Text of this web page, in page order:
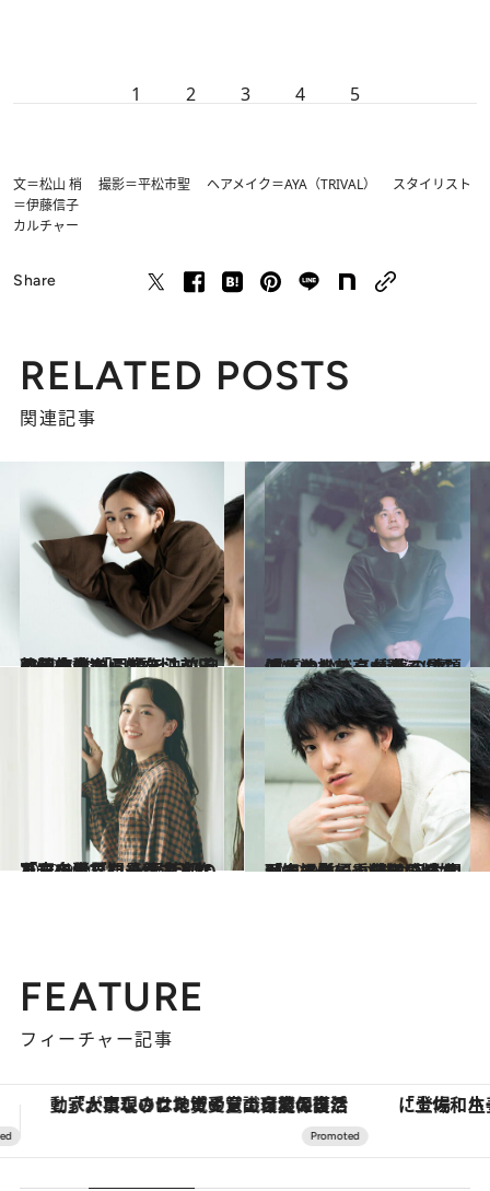
1 2 3 4 5
文＝松山 梢 撮影＝平松市聖 ヘアメイク＝AYA（TRIVAL） スタイリスト
＝伊藤信子
カルチャー
Share
RELATED POSTS
関連記事
2022.10.13
AKB卒業から10年、前田敦子の今 「目標を決めると運命に逆らえない」 心の赴くままに舵を切る“自己解放論”
カルチャー 2022.9.30
「オールスターゲームのようなもの」 衝撃の話題作『オリバーな犬』 主演・池松壮亮が語る“裏側”
カルチャー
2022.9.30
「この世界観を壊すとしたら自分だ」 永野芽郁の不安を覆した最新主演作 『マイ・ブロークン・マリコ』
カルチャー 2022.9.22
「ライダーや戦隊に嫉妬があった」 いまや日本中が知る俳優・前田公輝 朝ドラ撮影で重圧を感じた理由とは
カルチャー
FEATURE
フィーチャー記事
「土佐和ハーブかき氷」がOMO7高知に登場！生姜、山椒、大葉など目にも舌にも涼を呼ぶ郷土の味 ヴァシュロン・コンスタンタ